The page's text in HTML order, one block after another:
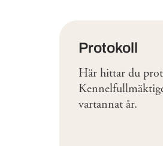
Protokoll
Här hittar du
vartannat år.